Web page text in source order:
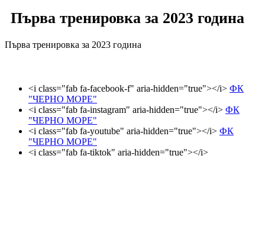
Първа тренировка за 2023 година
Първа тренировка за 2023 година
<i class="fab fa-facebook-f" aria-hidden="true"></i> ФК
"ЧЕРНО МОРЕ"
<i class="fab fa-instagram" aria-hidden="true"></i> ФК
"ЧЕРНО МОРЕ"
<i class="fab fa-youtube" aria-hidden="true"></i> ФК
"ЧЕРНО МОРЕ"
<i class="fab fa-tiktok" aria-hidden="true"></i>